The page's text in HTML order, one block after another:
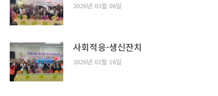
2026년 03월 06일
사회적응-생신잔치
2026년 02월 16일